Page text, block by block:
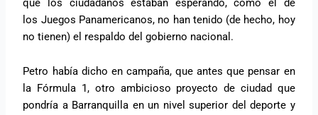
los Juegos Panamericanos, no han tenido (de hecho, hoy
no tienen) el respaldo del gobierno nacional.
Petro había dicho en campaña, que antes que pensar en
la Fórmula 1, otro ambicioso proyecto de ciudad que
pondría a Barranquilla en un nivel superior del deporte y